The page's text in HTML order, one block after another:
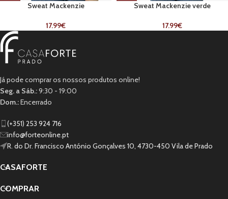
Sweat Mackenzie
17.99€
Sweat Mackenzie verde
17.99€
Já pode comprar os nossos produtos online!
Seg. a Sáb.:9:30 - 19:00
Dom.:Encerrado
(+351) 253 924 716
info@forteonline.pt
R. do Dr. Francisco António Gonçalves 10, 4730-450 Vila de Prado
CASAFORTE
COMPRAR